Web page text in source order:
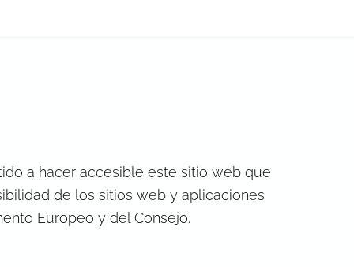
a hacer accesible este sitio web que
de los sitios web y aplicaciones
Europeo y del Consejo.